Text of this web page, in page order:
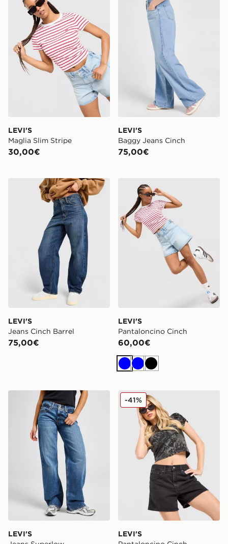
LEVI'S
Maglia Slim Stripe
30,00€
LEVI'S
Baggy Jeans Cinch
75,00€
LEVI'S Jeans Cinch Barrel
LEVI'S
Jeans Cinch Barrel
75,00€
LEVI'S Pantaloncino Cinch
LEVI'S
Pantaloncino Cinch
60,00€
BluBluNero
LEVI'S Jeans Superlow
LEVI'S
LEVI'S Pantaloncino Cinch
LEVI'S
-41%